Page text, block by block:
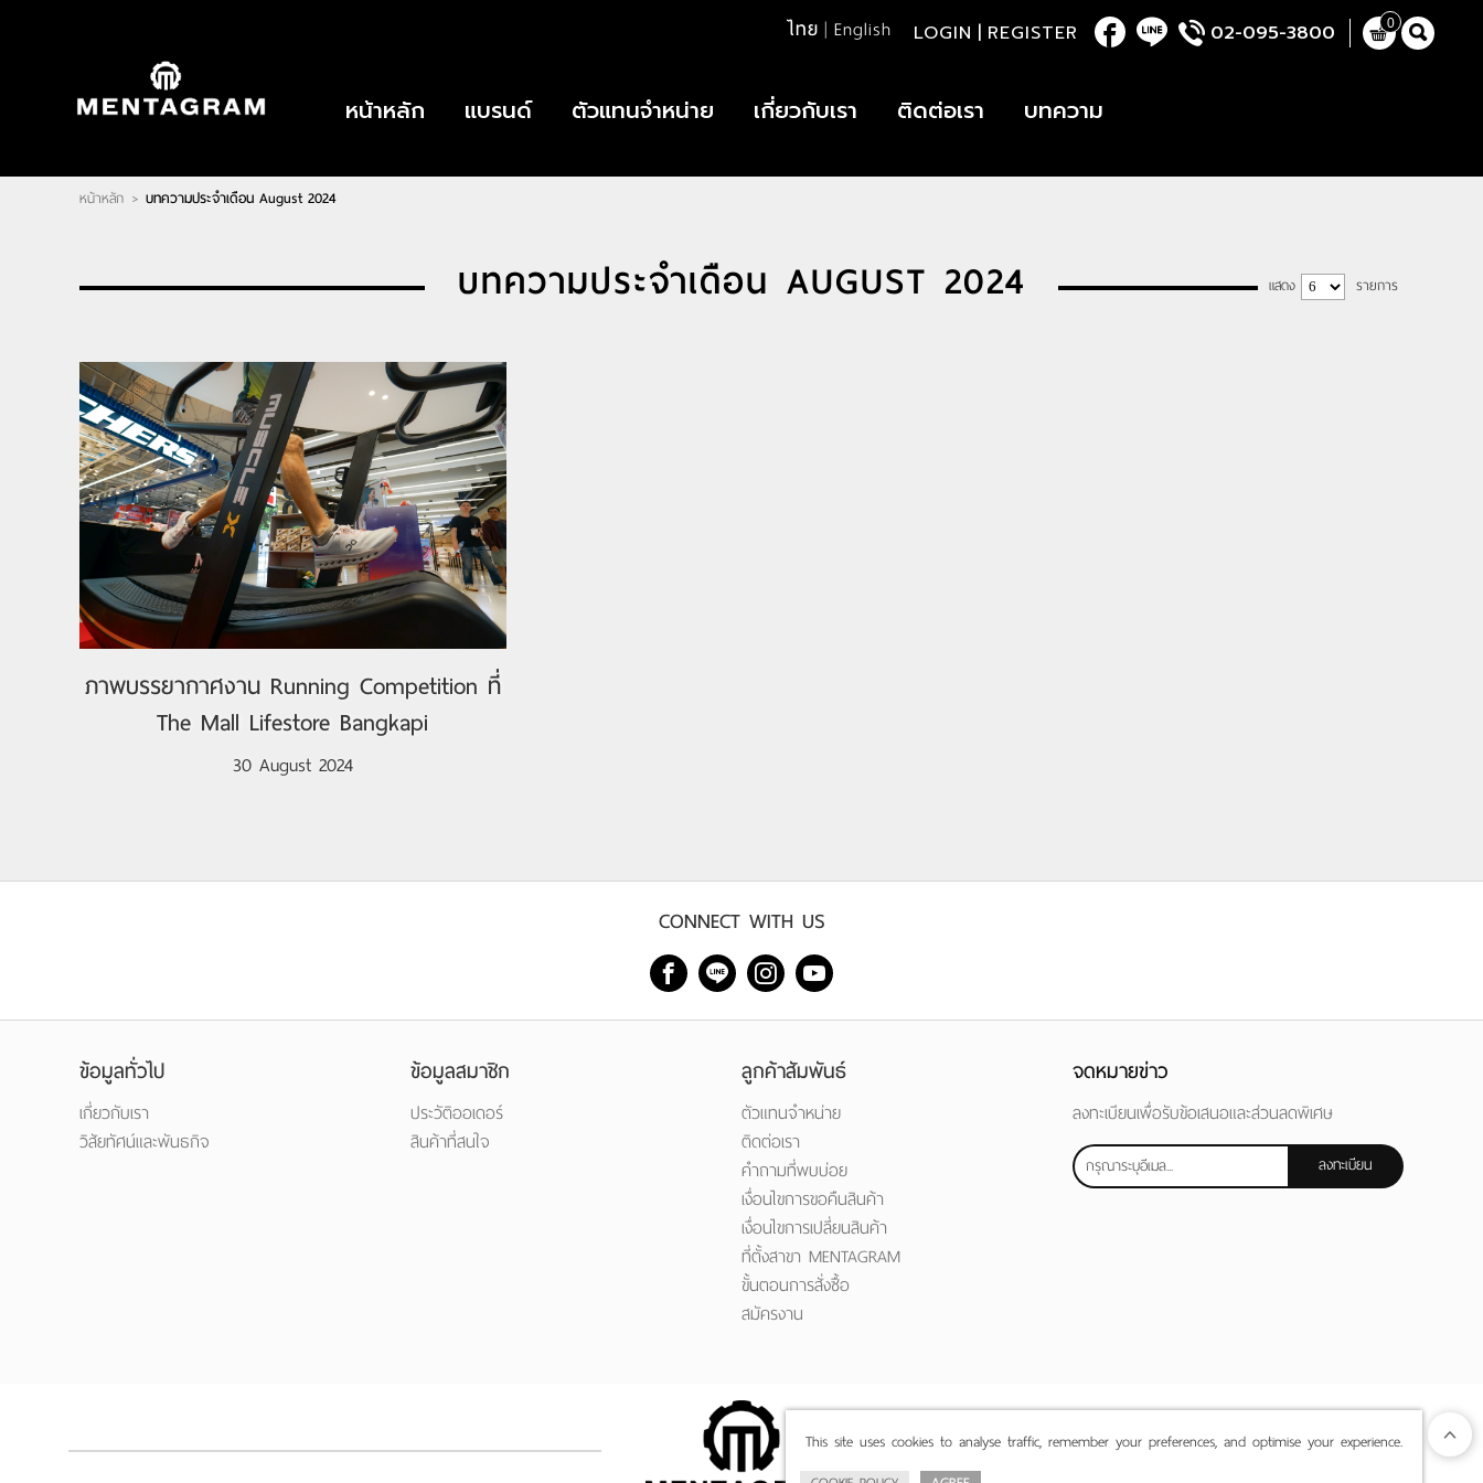
REGISTER
หน้าหลัก
แบรนด์
ติดต่อเรา
บทความ
ไทย | English 0
02-095-3800
LOGIN | REGISTER
หน้าหลัก แบรนด์ ตัวแทนจำหน่าย เกี่ยวกับเรา ติดต่อเรา บทความ
หน้าหลัก > บทความประจำเดือน August 2024
บทความประจำเดือน AUGUST 2024 แสดง รายการ
ภาพบรรยากาศงาน Running Competition ที่
The Mall Lifestore Bangkapi
30 August 2024
CONNECT WITH US
ข้อมูลทั่วไป
เกี่ยวกับเรา
วิสัยทัศน์และพันธกิจ
ข้อมูลสมาชิก
ประวัติออเดอร์
สินค้าที่สนใจ
ลูกค้าสัมพันธ์
ตัวแทนจำหน่าย
ติดต่อเรา
คำถามที่พบบ่อย
เงื่อนไขการขอคืนสินค้า
เงื่อนไขการเปลี่ยนสินค้า
ที่ตั้งสาขา MENTAGRAM
ขั้นตอนการสั่งซื้อ
สมัครงาน
จดหมายข่าว
ลงทะเบียนเพื่อรับข้อเสนอและส่วนลดพิเศษ
ลงทะเบียน
This site uses cookies to analyse traffic, remember your preferences, and optimise your experience.